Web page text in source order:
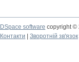
DSpace software copyright ©
Контакти
Зворотній зв'язок